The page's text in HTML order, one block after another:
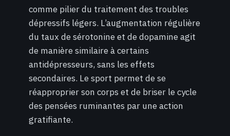
comme pilier du traitement des troubles
dépressifs légers. L’augmentation régulière
du taux de sérotonine et de dopamine agit
de manière similaire à certains
antidépresseurs, sans les effets
secondaires. Le sport permet de se
réapproprier son corps et de briser le cycle
des pensées ruminantes par une action
gratifiante.